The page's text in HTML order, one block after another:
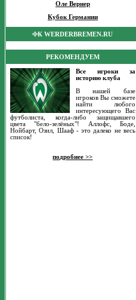
Оле Вернер
Кубок Германии
ФК WERDERBREMEN.RU
РЕКОМЕНДУЕМ
Все игроки за
историю клуба
В нашей базе
игроков Вы сможете
найти любого
интересующего Вас
футболиста, когда-либо защищавшего
цвета "бело-зелёных"! Аллофс, Боде,
Нойбарт, Озил, Шааф - это далеко не весь
список!
подробнее >>